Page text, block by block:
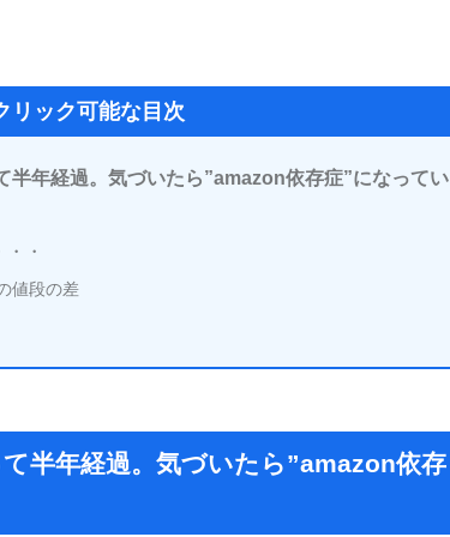
リック可能な目次
半年経過。気づいたら”amazon依存症”になってい
・
値段の差
半年経過。気づいたら”amazon依存